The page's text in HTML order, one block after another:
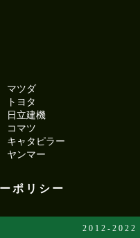
マツダ
トヨタ
日立建機
コマツ
キャタピラー
ヤンマー
ポリシー
2012-